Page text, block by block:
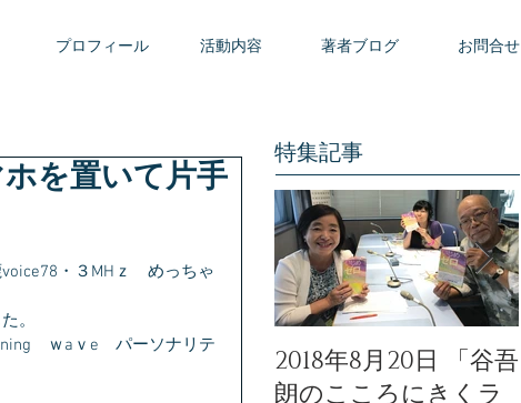
プロフィール 活動内容 著者ブログ お問合せ
を置いて片手
・３МHｚ　めっちゃ
。
　ｗaｖe　パーソナリテ
特集記事
2018年8月20日 「谷吾
朗のこころにきくラ